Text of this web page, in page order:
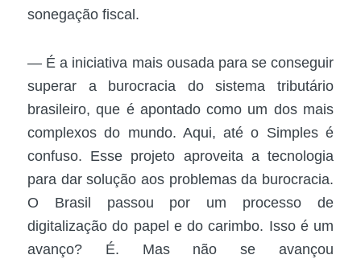
sonegação fiscal.
― É a iniciativa mais ousada para se conseguir
superar a burocracia do sistema tributário
brasileiro, que é apontado como um dos mais
complexos do mundo. Aqui, até o Simples é
confuso. Esse projeto aproveita a tecnologia
para dar solução aos problemas da burocracia.
O Brasil passou por um processo de
digitalização do papel e do carimbo. Isso é um
avanço? É. Mas não se avançou